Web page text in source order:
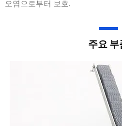
오염으로부터 보호.
주요 부